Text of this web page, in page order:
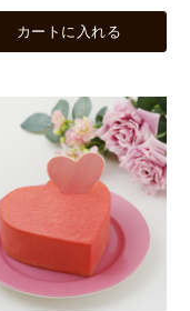
カートに入れる